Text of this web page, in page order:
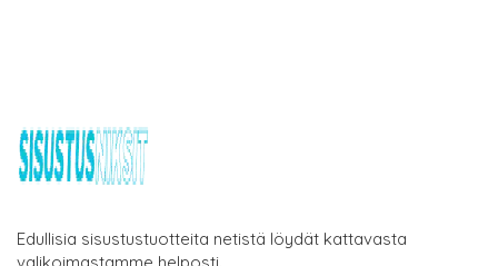
Edullisia sisustustuotteita netistä löydät kattavasta